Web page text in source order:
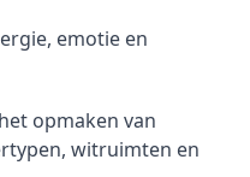
emotie en
opmaken van
witruimten en